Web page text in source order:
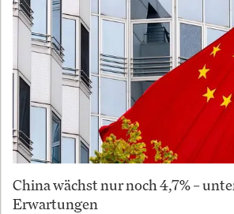
China wächst nur noch 4,7% –
Erwartungen